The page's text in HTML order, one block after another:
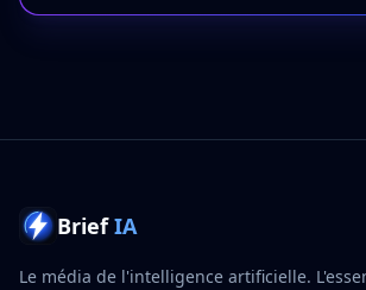
Brief IA
Le média de l'intelligence artificielle.